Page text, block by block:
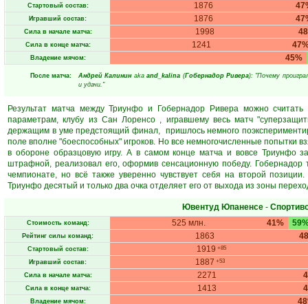
Стартовый состав: 1876
Игравший состав: 1876
Сила в начале матча: 1998
Сила в конце матча: 1241
Владение мячом: 45%
После матча: Андрeй Кaлинин aka and_kalina (Гобернадор Ривера): "Почему
и удачи."
Результат матча между Триунфо и Гобернадор Ривера можно
параметрам, клубу из Сан Лоренсо , игравшему весь матч
держащим в уме предстоящий финал, пришлось немного
поле вполне "боеспособных" игроков. Но все немногочисленные попытки
в обороне образцовую игру. А в самом конце матча и вовсе Триунфо
штрафной, реализовал его, оформив сенсационную победу.
чемпионате, но всё также уверенно чувствует себя на второй
Триунфо десятый и только два очка отделяет его от выхода из зоны
Ювентуд Юпаненсе -
Стоимость команд: 41%
525 млн.
Рейтинг силы команд: 1863
Стартовый состав: 1919 +85
Игравший состав: 1887 +53
Сила в начале матча: 2271
Сила в конце матча: 1413
Владение мячом: